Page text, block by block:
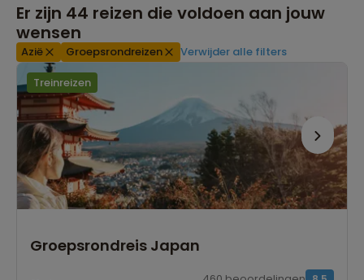
Er zijn 44 reizen die voldoen aan jouw
wensen
Azië Groepsrondreizen
Verwijder alle filters
Treinreizen
Groepsrondreis Japan